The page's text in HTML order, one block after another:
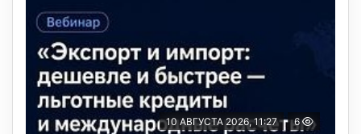
10 АВГУСТА 2026, 11:27 6